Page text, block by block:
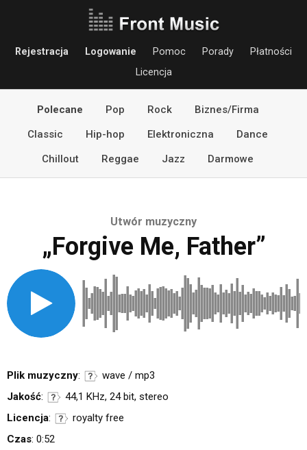
Rejestracja Logowanie Pomoc Porady
Płatności
Licencja
Polecane Pop Rock
Biznes/Firma
Classic
Hip-hop Elektroniczna
Dance
Chillout
Reggae Jazz Darmowe
Utwór muzyczny
„Forgive Me, Father”
Plik muzyczny:
wave / mp3
Jakość:
44,1 KHz, 24 bit, stereo
Licencja:
royalty free
Czas: 0:52